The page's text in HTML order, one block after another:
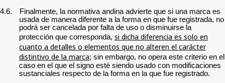
4.6.
Finalmente, la normativa andina advierte que si una marca es
usada de manera diferente a la forma en que fue registrada, no
podrá ser cancelada por falta de uso o disminuirse la
protección que corresponda, si dicha diferencia es solo en
cuanto a detalles o elementos que no alteren el carácter
distintivo de la marca; sin embargo, no opera este criterio en el
caso en el que el signo esté siendo usado con modificaciones
sustanciales respecto de la forma en la que fue registrado.